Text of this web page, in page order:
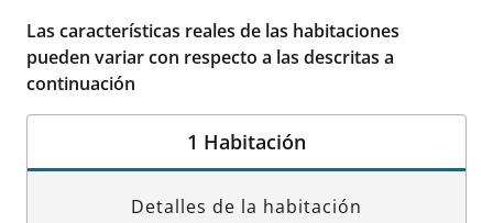
Las características reales de las habitaciones
pueden variar con respecto a las descritas a
continuación
1 Habitación
Detalles de la habitación